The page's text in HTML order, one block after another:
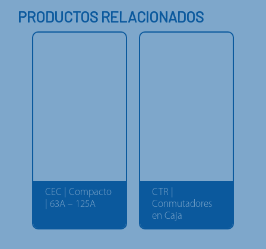
PRODUCTOS RELACIONADOS
CEC | Compacto
| 63A – 125A
CTR |
Conmutadores
en Caja